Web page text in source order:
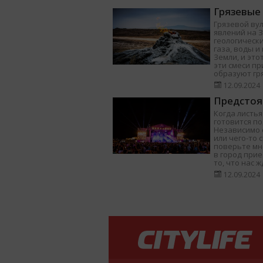
Грязевой
явлений на
газа, воды
Земли, и
эти смеси
образуют
12.09.2024
Когда
готовится
Независимо
или чего-то
поверьте
в город
то, что нас
12.09.2024